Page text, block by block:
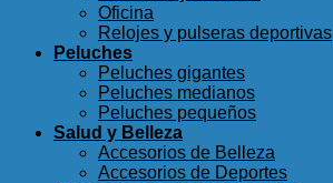
Oficina
Relojes y pulseras deportivas
Peluches
Peluches gigantes
Peluches medianos
Peluches pequeños
Salud y Belleza
Accesorios de Belleza
Accesorios de Deportes